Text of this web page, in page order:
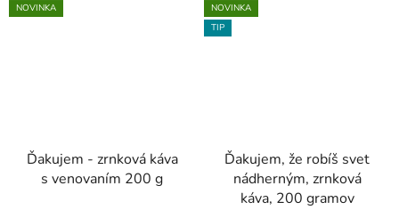
NOVINKA
Ďakujem - zrnková káva
s venovaním 200 g
NOVINKA
TIP
Ďakujem, že robíš svet
nádherným, zrnková
káva, 200 gramov